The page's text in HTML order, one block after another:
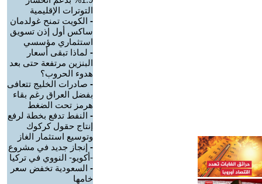
التوترات الإقليمية
- الكويت تمنح غولدمان
ساكس أول إذن تسويق
استثماري مؤسسي
- لماذا تبقى أسعار
البنزين مرتفعة حتى بعد
هدوء الحروب؟
- صادرات الخليج تتعافى
بفضل العراق رغم بقاء
هرمز تحت الضغط
- النفط تدفع بخطة لرفع
إنتاج حقول كركوك
وتوسيع استثمار الغاز
- إنجاز جديد في مشروع
-أكويو- النووي في تركيا
- السعودية تخفض سعر
خامها